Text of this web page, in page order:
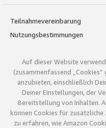
Teilnahmevereinbarung
Nutzungsbestimmungen
Auf dieser Website
(zusammenfassend
anzubieten, einschließlich
Deiner Einstellungen, der
Bereitstellung von Inhalten.
können Cookies für
zu erfahren, wie Amazon